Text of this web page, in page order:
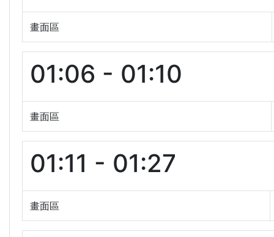
畫面區
01:06 - 01:10
畫面區
01:11 - 01:27
畫面區